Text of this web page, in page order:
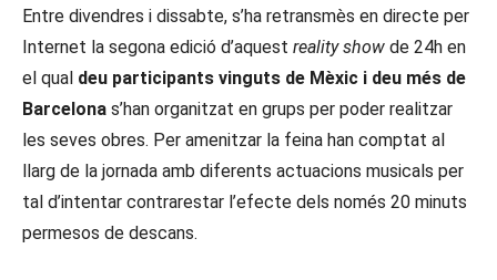
Entre divendres i dissabte, s’ha retransmès en directe per
Internet la segona edició d’aquest reality show de 24h en
el qual deu participants vinguts de Mèxic i deu més de
Barcelona s’han organitzat en grups per poder realitzar
les seves obres. Per amenitzar la feina han comptat al
llarg de la jornada amb diferents actuacions musicals per
tal d’intentar contrarestar l’efecte dels només 20 minuts
permesos de descans.